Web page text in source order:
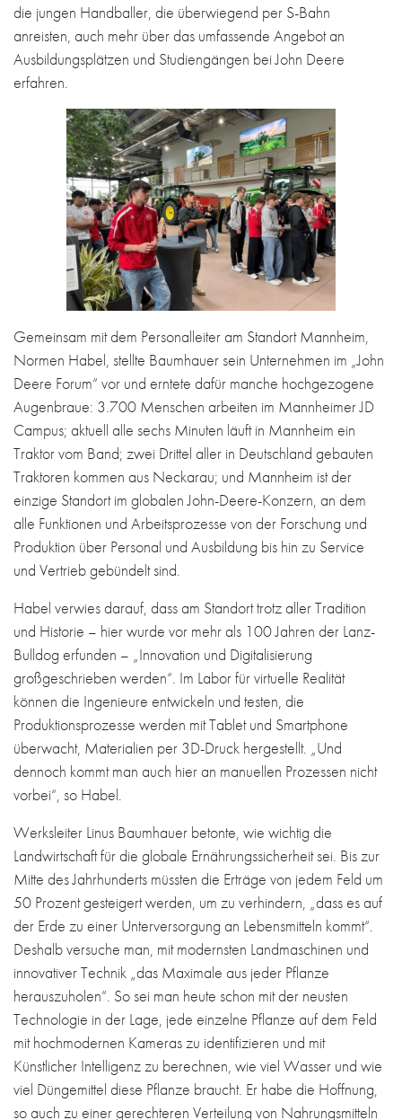
die jungen Handballer, die überwiegend per S-Bahn
anreisten, auch mehr über das umfassende Angebot an
Ausbildungsplätzen und Studiengängen bei John Deere
erfahren.
Gemeinsam mit dem Personalleiter am Standort Mannheim,
Normen Habel, stellte Baumhauer sein Unternehmen im „John
Deere Forum“ vor und erntete dafür manche hochgezogene
Augenbraue: 3.700 Menschen arbeiten im Mannheimer JD
Campus; aktuell alle sechs Minuten läuft in Mannheim ein
Traktor vom Band; zwei Drittel aller in Deutschland gebauten
Traktoren kommen aus Neckarau; und Mannheim ist der
einzige Standort im globalen John-Deere-Konzern, an dem
alle Funktionen und Arbeitsprozesse von der Forschung und
Produktion über Personal und Ausbildung bis hin zu Service
und Vertrieb gebündelt sind.
Habel verwies darauf, dass am Standort trotz aller Tradition
und Historie – hier wurde vor mehr als 100 Jahren der Lanz-
Bulldog erfunden – „Innovation und Digitalisierung
großgeschrieben werden“. Im Labor für virtuelle Realität
können die Ingenieure entwickeln und testen, die
Produktionsprozesse werden mit Tablet und Smartphone
überwacht, Materialien per 3D-Druck hergestellt. „Und
dennoch kommt man auch hier an manuellen Prozessen nicht
vorbei“, so Habel.
Werksleiter Linus Baumhauer betonte, wie wichtig die
Landwirtschaft für die globale Ernährungssicherheit sei. Bis zur
Mitte des Jahrhunderts müssten die Erträge von jedem Feld um
50 Prozent gesteigert werden, um zu verhindern, „dass es auf
der Erde zu einer Unterversorgung an Lebensmitteln kommt“.
Deshalb versuche man, mit modernsten Landmaschinen und
innovativer Technik „das Maximale aus jeder Pflanze
herauszuholen“. So sei man heute schon mit der neusten
Technologie in der Lage, jede einzelne Pflanze auf dem Feld
mit hochmodernen Kameras zu identifizieren und mit
Künstlicher Intelligenz zu berechnen, wie viel Wasser und wie
viel Düngemittel diese Pflanze braucht. Er habe die Hoffnung,
so auch zu einer gerechteren Verteilung von Nahrungsmitteln